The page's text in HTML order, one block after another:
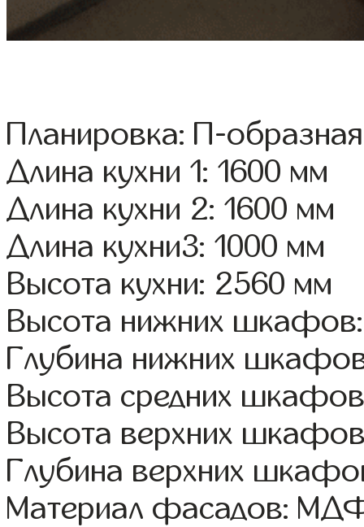
Планировка: П-образная
Длина кухни 1: 1600 мм
Длина кухни 2: 1600 мм
Длина кухни3: 1000 мм
Высота кухни: 2560 мм
Высота нижних
Глубина нижних
Высота средних
Высота верхних
Глубина верхних
Материал фасадов: